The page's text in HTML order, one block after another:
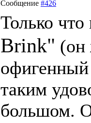
Сообщение #426
Только
Brink" (он
офигенный
таким
большом.